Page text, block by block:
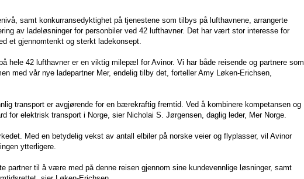
samt konkurransedyktighet på tjenestene som tilbys på lufthavnene, arrangerte
av ladeløsninger for personbiler ved 42 lufthavner. Det har vært stor interesse for
et gjennomtenkt og sterkt ladekonsept.
hele 42 lufthavner er en viktig milepæl for Avinor. Vi har både reisende og partnere som
med vår nye ladepartner Mer, endelig tilby det, forteller Amy Løken-Erichsen,
transport er avgjørende for en bærekraftig fremtid. Ved å kombinere kompetansen og
for elektrisk transport i Norge, sier Nicholai S. Jørgensen, daglig leder, Mer Norge.
Med en betydelig vekst av antall elbiler på norske veier og flyplasser, vil Avinor
ytterligere.
partner til å være med på denne reisen gjennom sine kundevennlige løsninger, samt